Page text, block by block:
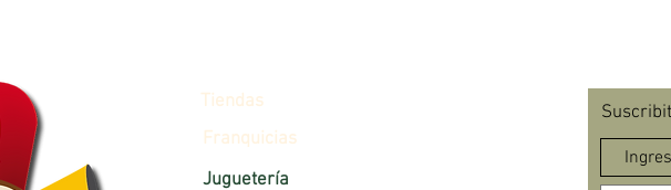
Tiendas
Franquicias
Juguetería